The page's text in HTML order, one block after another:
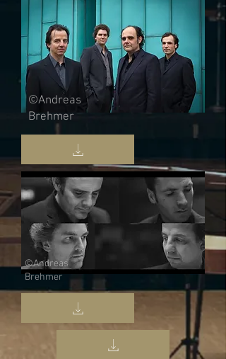
©Andreas
Brehmer
©Andreas
Brehmer